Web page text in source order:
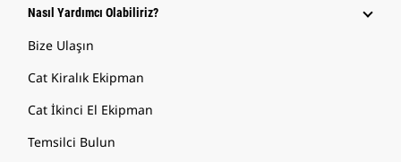
Nasıl Yardımcı Olabiliriz?
Bize Ulaşın
Cat Kiralık Ekipman
Cat İkinci El Ekipman
Temsilci Bulun